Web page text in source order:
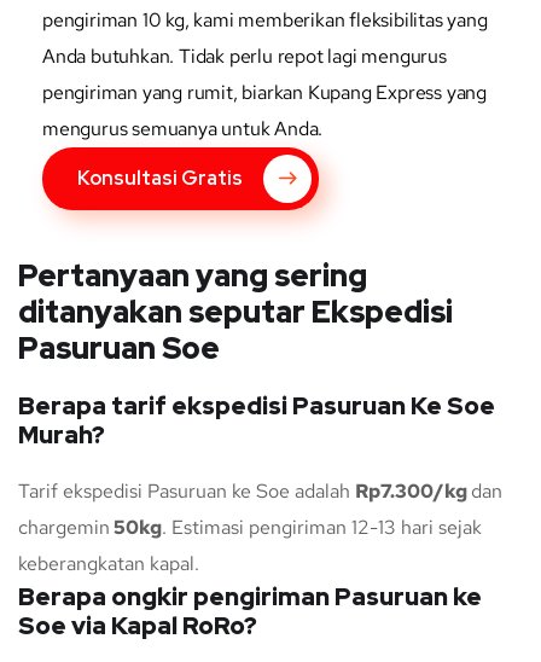
pengiriman 10 kg, kami memberikan fleksibilitas yang
Anda butuhkan. Tidak perlu repot lagi mengurus
pengiriman yang rumit, biarkan Kupang Express yang
mengurus semuanya untuk Anda.
Konsultasi Gratis
Pertanyaan yang sering
ditanyakan seputar Ekspedisi
Pasuruan Soe
Berapa tarif ekspedisi Pasuruan Ke Soe
Murah?
Tarif ekspedisi Pasuruan ke Soe adalah Rp7.300/kgdan
chargemin50kg. Estimasi pengiriman 12-13 hari sejak
keberangkatan kapal.
Berapa ongkir pengiriman Pasuruan ke
Soe via Kapal RoRo?